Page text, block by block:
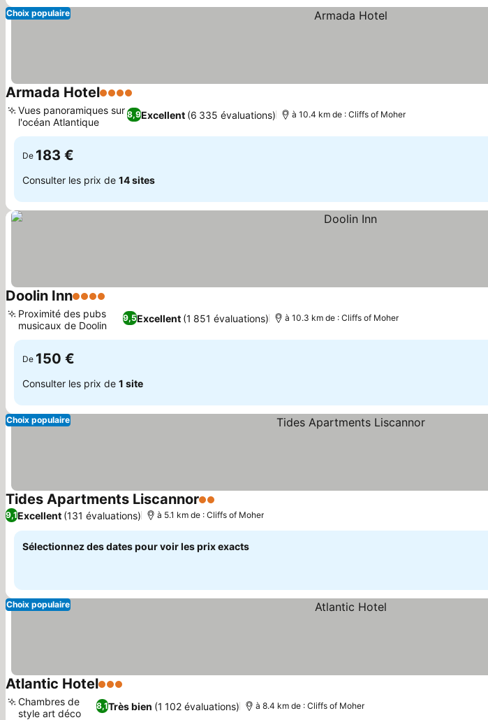
Choix populaire
Armada Hotel4 Étoiles
8,9Excellent (6 335 évaluations)
Vues panoramiques sur
l'océan Atlantique
à 10.4 km de : Cliffs of Moher
De 183 €
Consulter les prix de 14 sites
Doolin Inn4 Étoiles
9,5Excellent (1 851 évaluations)
Proximité des pubs
musicaux de Doolin
à 10.3 km de : Cliffs of Moher
De 150 €
Consulter les prix de 1 site
Choix populaire
Tides Apartments Liscannor2 Étoiles
9,1Excellent (131 évaluations) à 5.1 km de : Cliffs of Moher
Sélectionnez des dates pour voir les prix exacts
Choix populaire
Atlantic Hotel3 Étoiles
8,1Très bien (1 102 évaluations)
Chambres de
style art déco
à 8.4 km de : Cliffs of Moher